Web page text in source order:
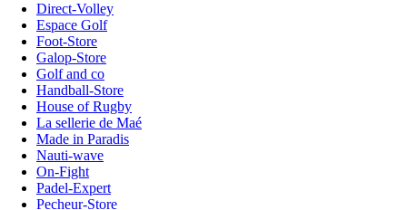
Direct-Volley
Espace Golf
Foot-Store
Galop-Store
Golf and co
Handball-Store
House of Rugby
La sellerie de Maé
Made in Paradis
Nauti-wave
On-Fight
Padel-Expert
Pecheur-Store